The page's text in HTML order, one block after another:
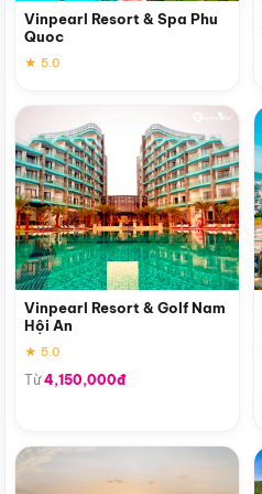
Vinpearl Resort & Spa Phu
Quoc
★ 5.0
Vinpearl Resort & Golf Nam
Hội An
★ 5.0
Từ4,150,000đ